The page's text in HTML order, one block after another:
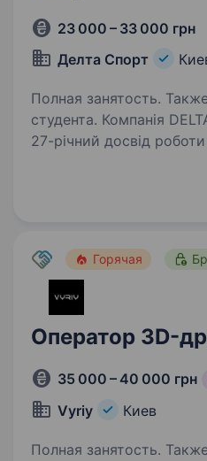
23 000 – 33 000 грн
Делта Спорт
Полная занятость.
студента. Компанія DELTA SPORT за більш ніж
27-річний досвід
у сегменті sport та
Горячая
Оператор 3D-
35 000 – 40 000 грн
Vyriy Киев
Полная занятость.